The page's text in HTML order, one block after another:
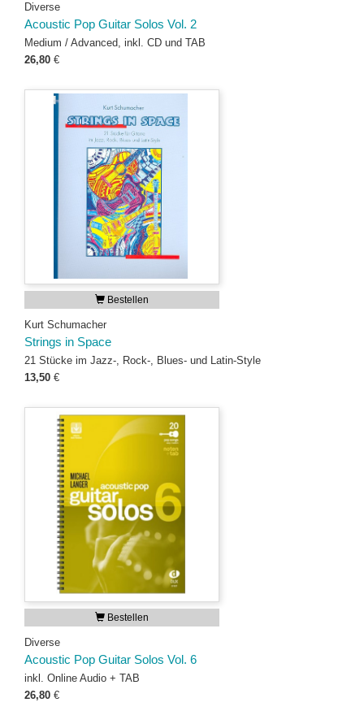
Diverse
Acoustic Pop Guitar Solos Vol. 2
Medium / Advanced, inkl. CD und TAB
26,80 €
Bestellen
Kurt Schumacher
Strings in Space
21 Stücke im Jazz-, Rock-, Blues- und Latin-Style
13,50 €
Bestellen
Diverse
Acoustic Pop Guitar Solos Vol. 6
inkl. Online Audio + TAB
26,80 €